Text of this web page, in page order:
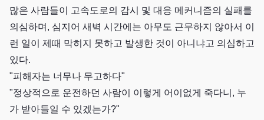
많은 사람들이 고속도로의 감시 및 대응 메커니즘의 실패를
의심하며, 심지어 새벽 시간에는 아무도 근무하지 않아서 이
런 일이 제때 막히지 못하고 발생한 것이 아니냐고 의심하고
있다.
"피해자는 너무나 무고하다"
"정상적으로 운전하던 사람이 이렇게 어이없게 죽다니, 누
가 받아들일 수 있겠는가?"